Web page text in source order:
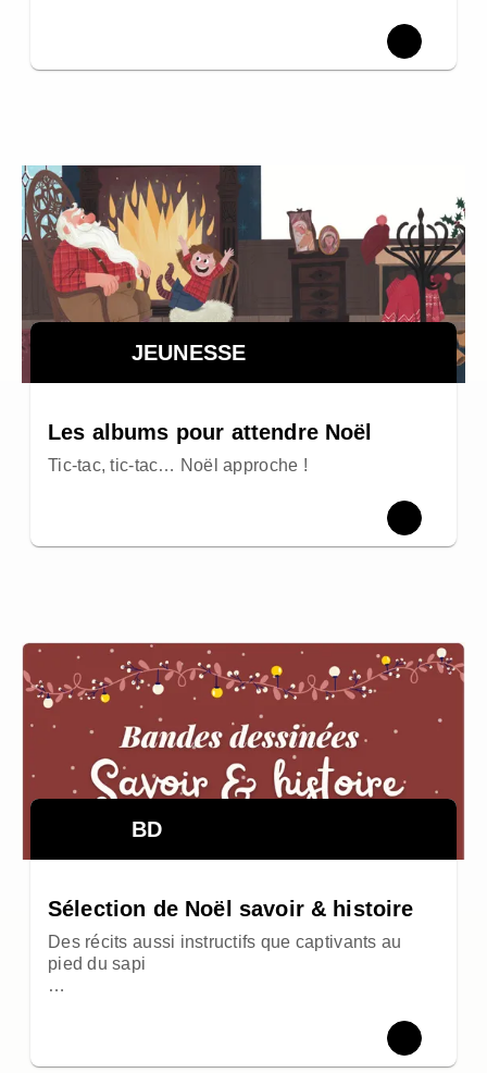
JEUNESSE
Les albums pour attendre Noël
Tic-tac, tic-tac… Noël approche !
BD
Sélection de Noël savoir & histoire
Des récits aussi instructifs que captivants au
pied du sapi
…